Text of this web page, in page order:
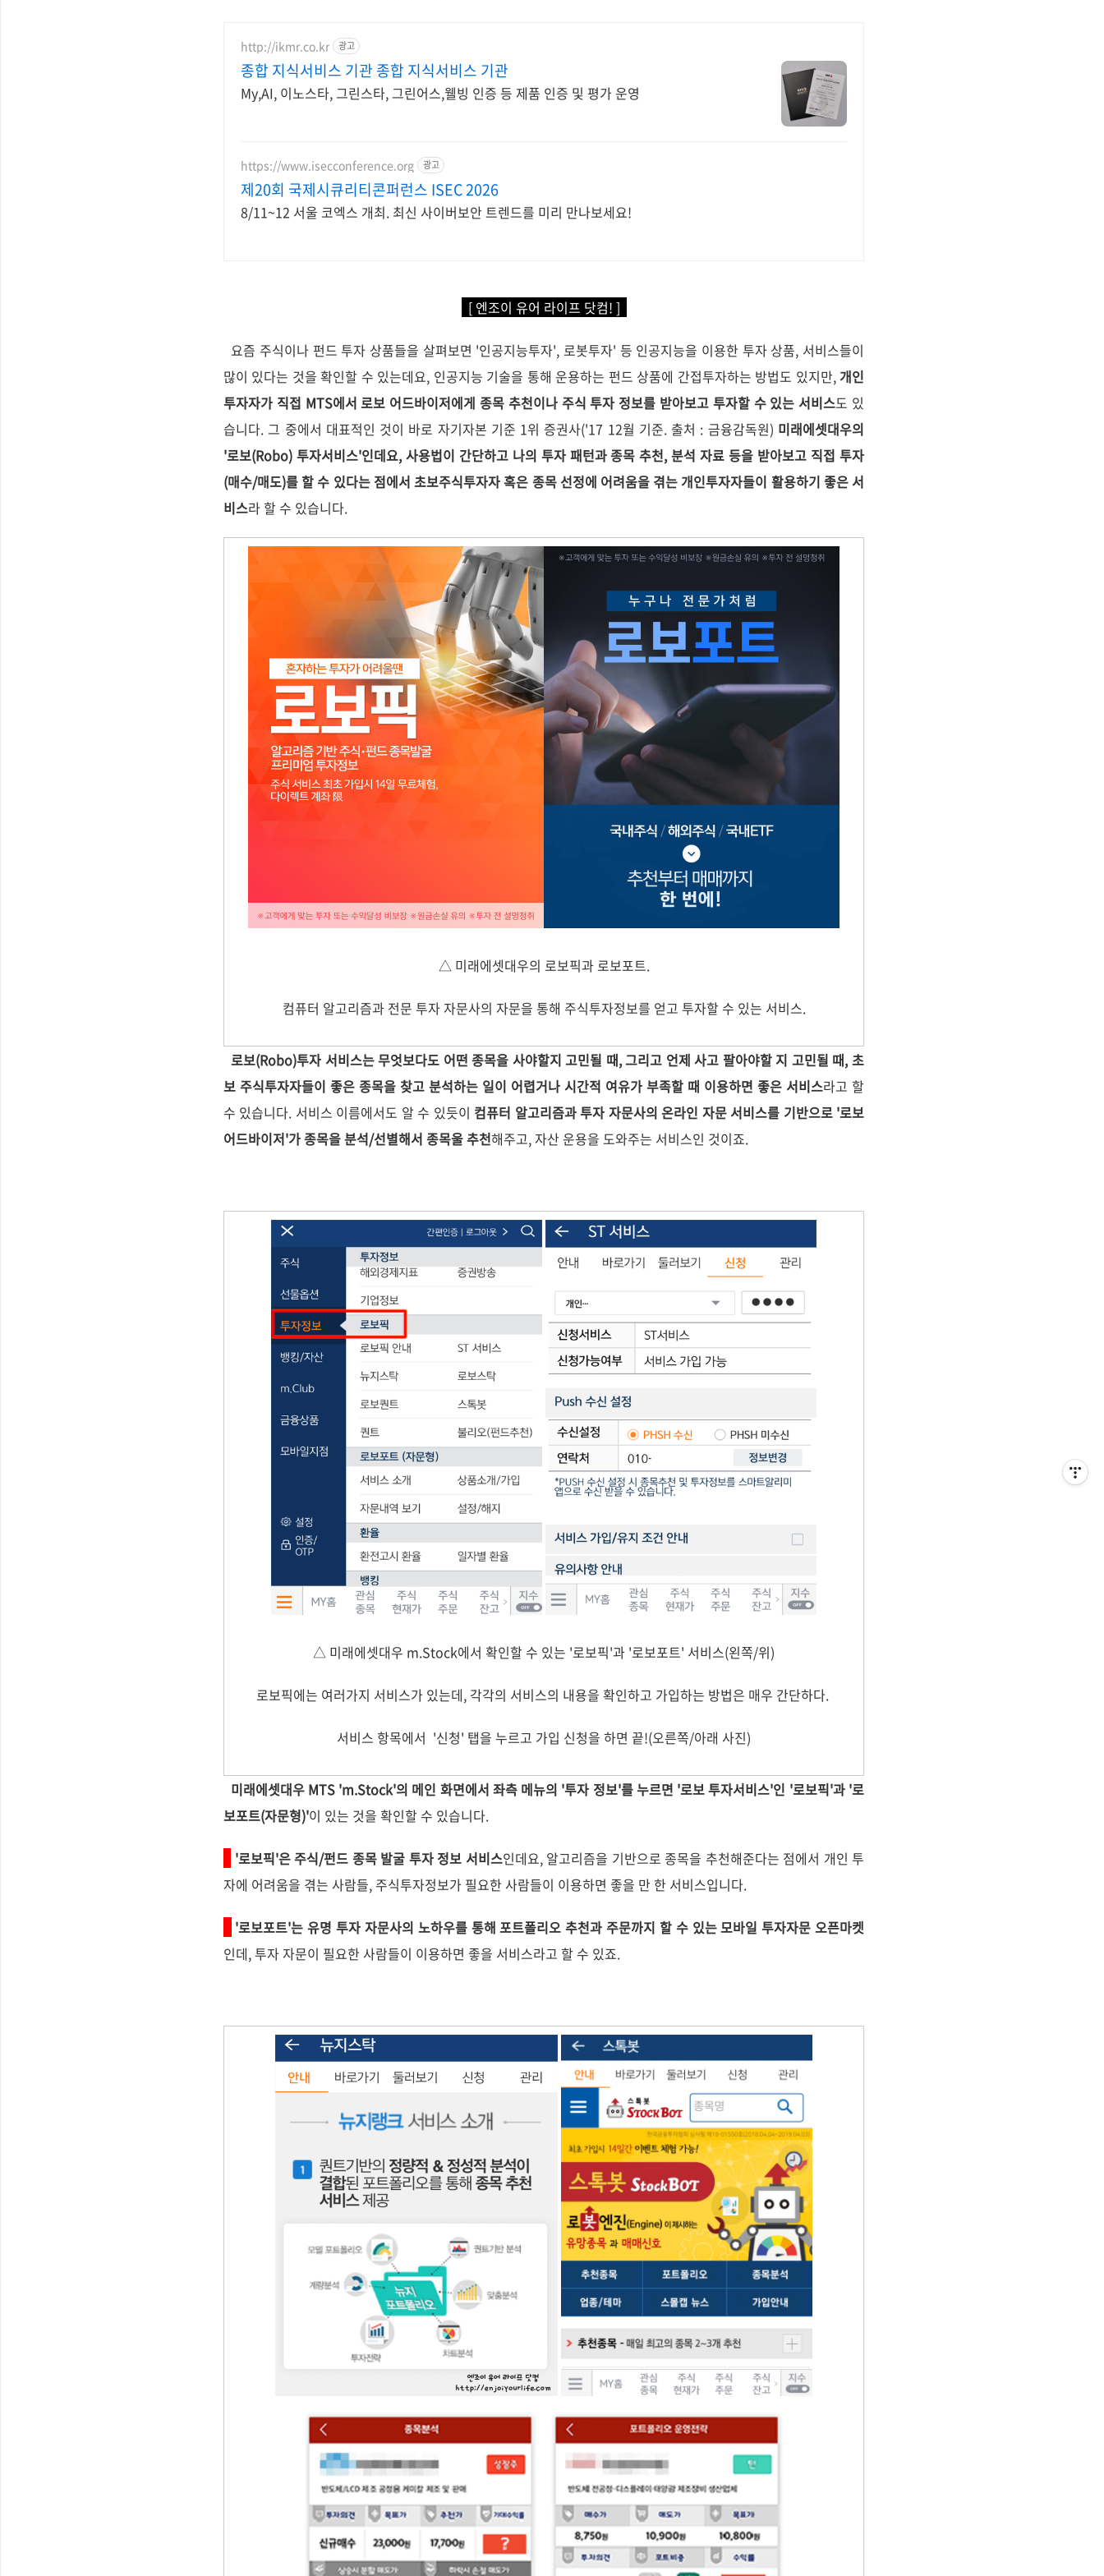
http://ikmr.co.kr 광고
종합 지식서비스 기관 종합 지식서비스 기관
My,AI, 이노스타, 그린스타, 그린어스,웰빙 인증 등 제품 인증 및 평가 운영
https://www.isecconference.org 광고
제20회 국제시큐리티콘퍼런스 ISEC 2026
8/11~12 서울 코엑스 개최. 최신 사이버보안 트렌드를 미리 만나보세요!
[ 엔조이 유어 라이프 닷컴! ]
요즘 주식이나 펀드 투자 상품들을 살펴보면 '인공지능투자', 로봇투자' 등 인공지능을 이용한 투자 상품, 서비스들이
많이 있다는 것을 확인할 수 있는데요, 인공지능 기술을 통해 운용하는 펀드 상품에 간접투자하는 방법도 있지만, 개인
투자자가 직접 MTS에서 로보 어드바이저에게 종목 추천이나 주식 투자 정보를 받아보고 투자할 수 있는 서비스도 있
습니다. 그 중에서 대표적인 것이 바로 자기자본 기준 1위 증권사('17 12월 기준. 출처 : 금융감독원) 미래에셋대우의
'로보(Robo) 투자서비스'인데요, 사용법이 간단하고 나의 투자 패턴과 종목 추천, 분석 자료 등을 받아보고 직접 투자
(매수/매도)를 할 수 있다는 점에서 초보주식투자자 혹은 종목 선정에 어려움을 겪는 개인투자자들이 활용하기 좋은 서
비스라 할 수 있습니다.
△ 미래에셋대우의 로보픽과 로보포트.
컴퓨터 알고리즘과 전문 투자 자문사의 자문을 통해 주식투자정보를 얻고 투자할 수 있는 서비스.
로보(Robo)투자 서비스는 무엇보다도 어떤 종목을 사야할지 고민될 때, 그리고 언제 사고 팔아야할 지 고민될 때, 초
보 주식투자자들이 좋은 종목을 찾고 분석하는 일이 어렵거나 시간적 여유가 부족할 때 이용하면 좋은 서비스라고 할
수 있습니다. 서비스 이름에서도 알 수 있듯이 컴퓨터 알고리즘과 투자 자문사의 온라인 자문 서비스를 기반으로 '로보
어드바이저'가 종목을 분석/선별해서 종목울 추천해주고, 자산 운용을 도와주는 서비스인 것이죠.
△ 미래에셋대우 m.Stock에서 확인할 수 있는 '로보픽'과 '로보포트' 서비스(왼쪽/위)
로보픽에는 여러가지 서비스가 있는데, 각각의 서비스의 내용을 확인하고 가입하는 방법은 매우 간단하다.
서비스 항목에서 '신청' 탭을 누르고 가입 신청을 하면 끝!(오른쪽/아래 사진)
미래에셋대우 MTS 'm.Stock'의 메인 화면에서 좌측 메뉴의 '투자 정보'를 누르면 '로보 투자서비스'인 '로보픽'과 '로
보포트(자문형)'이 있는 것을 확인할 수 있습니다.
'로보픽'은 주식/펀드 종목 발굴 투자 정보 서비스인데요, 알고리즘을 기반으로 종목을 추천해준다는 점에서 개인 투
자에 어려움을 겪는 사람들, 주식투자정보가 필요한 사람들이 이용하면 좋을 만 한 서비스입니다.
'로보포트'는 유명 투자 자문사의 노하우를 통해 포트폴리오 추천과 주문까지 할 수 있는 모바일 투자자문 오픈마켓
인데, 투자 자문이 필요한 사람들이 이용하면 좋을 서비스라고 할 수 있죠.